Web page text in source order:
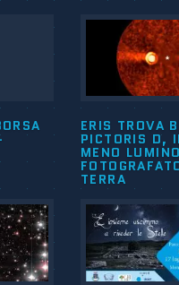
ERIS TROVA
PICTORIS D,
MENO
TERRA